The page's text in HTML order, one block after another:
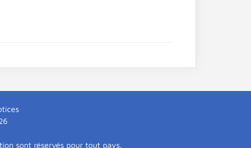
sont réservés pour tout pays.